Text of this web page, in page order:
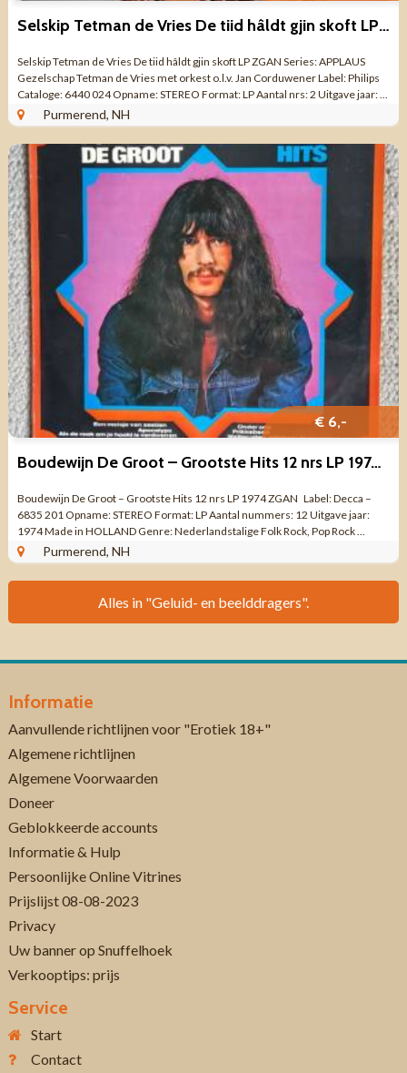
Selskip Tetman de Vries De tiid hâldt gjin skoft LP ZGAN
Selskip Tetman de Vries De tiid hâldt gjin skoft LP ZGAN Series: APPLAUS
Gezelschap Tetman de Vries met orkest o.l.v. Jan Corduwener Label: Philips
Cataloge: 6440 024 Opname: STEREO Format: LP Aantal nrs: 2 Uitgave jaar: ...
Purmerend, NH
€ 6,-
Boudewijn De Groot – Grootste Hits 12 nrs LP 1974 ZGAN
Boudewijn De Groot – Grootste Hits 12 nrs LP 1974 ZGAN Label: Decca –
6835 201 Opname: STEREO Format: LP Aantal nummers: 12 Uitgave jaar:
1974 Made in HOLLAND Genre: Nederlandstalige Folk Rock, Pop Rock ...
Purmerend, NH
Alles in "Geluid- en beelddragers".
Informatie
Aanvullende richtlijnen voor "Erotiek 18+"
Algemene richtlijnen
Algemene Voorwaarden
Doneer
Geblokkeerde accounts
Informatie & Hulp
Persoonlijke Online Vitrines
Prijslijst 08-08-2023
Privacy
Uw banner op Snuffelhoek
Verkooptips: prijs
Service
Start
Contact